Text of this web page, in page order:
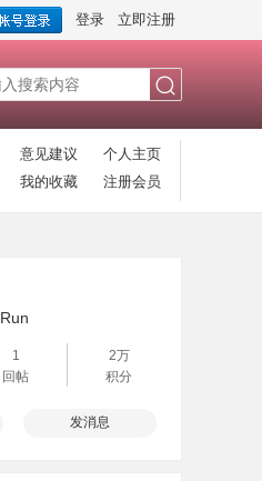
登录 立即注册
意见建议
个人主页
我的收藏 注册会员
Run
1
回帖
2万
积分
发消息